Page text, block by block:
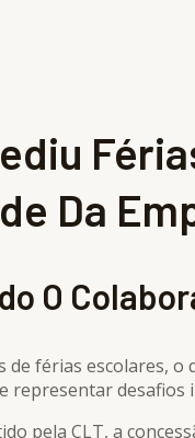
Da
O
de férias escolares,
representar
pela CLT, a